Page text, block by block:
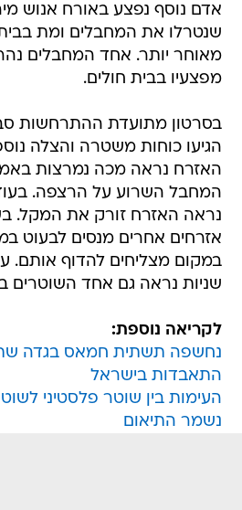
אדם נוסף נפצע באורח אנוש
שנטרלו את המחבלים ומת
מאוחר יותר. אחד המחבלים
מפצעיו בבית חולים.
בסרטון מתועדת ההתרחשות
הגיעו כוחות משטרה והצלה
האזרח נראה מכה נמרצות
המחבל השרוע על הרצפה.
נראה האזרח זורק את המקל.
אזרחים אחרים מנסים לבעוט
במקום מצליחים להדוף אותם.
שניות נראה גם אחד השוטרים
לקריאה נוספת:
נחשפה תשתית חמאס בגדה
התאבדות בישראל
העימות בין שוטר פלסטיני
נשמר התיאום